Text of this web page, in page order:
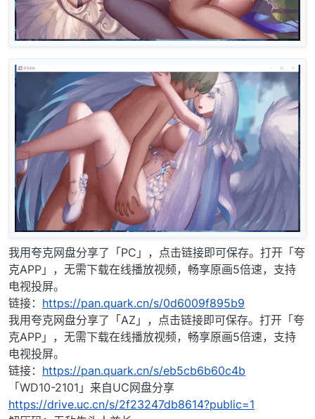
我用夸克网盘分享了「PC」，点击链接即可保存。打开「夸
克APP」，无需下载在线播放视频，畅享原画5倍速，支持
电视投屏。
链接： https://pan.quark.cn/s/0d6009f895b9
我用夸克网盘分享了「AZ」，点击链接即可保存。打开「夸
克APP」，无需下载在线播放视频，畅享原画5倍速，支持
电视投屏。
链接： https://pan.quark.cn/s/eb5cb6b60c4b
「WD10-2101」来自UC网盘分享
https://drive.uc.cn/s/2f23247db8614?public=1